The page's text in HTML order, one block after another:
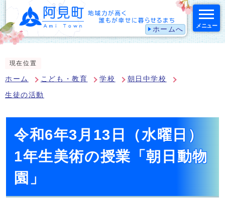
ホームへ メニュー
現在位置
ホーム こども・教育 学校 朝日中学校
生徒の活動
令和6年3月13日（水曜日）
1年生美術の授業「朝日動物
園」